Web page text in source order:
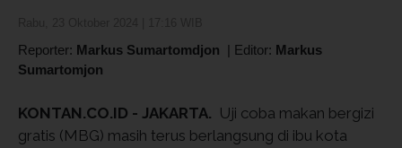
Reporter: Markus Sumartomdjon | Editor: Markus
Sumartomjon
KONTAN.CO.ID - JAKARTA. Uji coba makan bergizi
gratis (MBG) masih terus berlangsung di ibu kota